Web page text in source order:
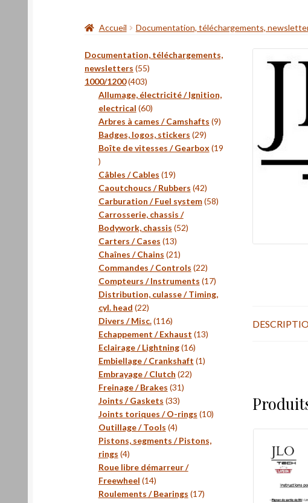
Accueil Documentation, téléchargements,
Documentation, téléchargements,
newsletters 5555
1000/1200 403403
produits
Allumage, électricité / Ignition,
electrical 6060
produits
Arbres à cames / Camshafts 99
Badges, logos, stickers 2929
produits
Boîte de vitesses / Gearbox 19
19
produits
Câbles / Cables 1919
produits
Caoutchoucs / Rubbers 4242
produits
Carburation / Fuel system 5858
Carrosserie, chassis /
Bodywork, chassis 5252
Carters / Cases 1313
produits
Chaînes / Chains 2121
produits
Commandes / Controls 2222
produits
Compteurs / Instruments 1717
produits
Distribution, culasse / Timing,
cyl. head 2222
produits
Divers / Misc. 116116
produits
Echappement / Exhaust 1313
Eclairage / Lightning 1616
produits
Embiellage / Crankshaft 11
Embrayage / Clutch 2222
Freinage / Brakes 3131
Joints / Gaskets 3333
produits
Joints toriques / O-rings 1010
Outillage / Tools 44
produits
Pistons, segments / Pistons,
rings 44
produits
Roue libre démarreur /
Freewheel 1414
produits
Roulements / Bearings 1717